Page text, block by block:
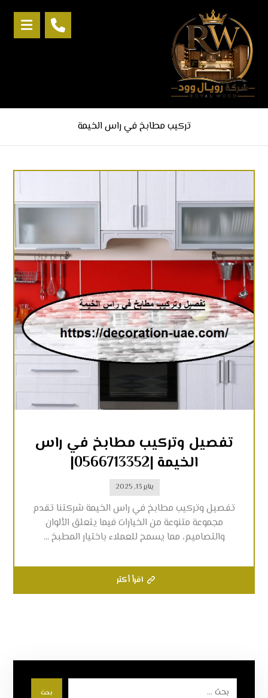
تركيب مطابخ في راس الخيمة
تفصيل وتركيب مطابخ في راس
الخيمة |0566713352|
يناير 13, 2025
تفصيل وتركيب مطابخ في راس الخيمة شركتنا تقدم
مجموعة متنوعة من الخيارات فيما يتعلق الألوان
والتصاميم، مما يسمح للعملاء باختيار المطبخ ...
اقرأ أكثر
بحث